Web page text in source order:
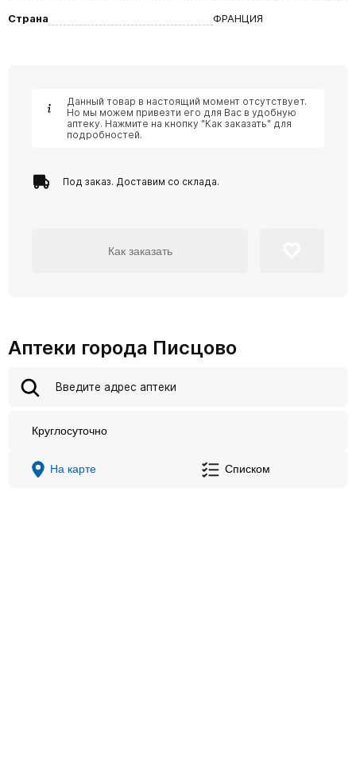
Страна
ФРАНЦИЯ
Данный товар в настоящий момент отсутствует.
Но мы можем привезти его для Вас в удобную
аптеку. Нажмите на кнопку "Как заказать" для
подробностей.
Под заказ. Доставим со склада.
Как заказать
Аптеки города Писцово
Круглосуточно
На карте Списком